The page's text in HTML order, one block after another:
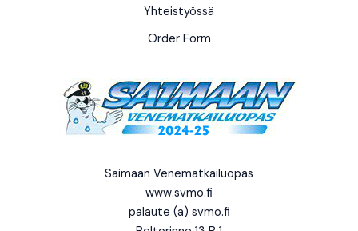
Yhteistyössä
Order Form
Saimaan Venematkailuopas
www.svmo.fi
palaute (a) svmo.fi